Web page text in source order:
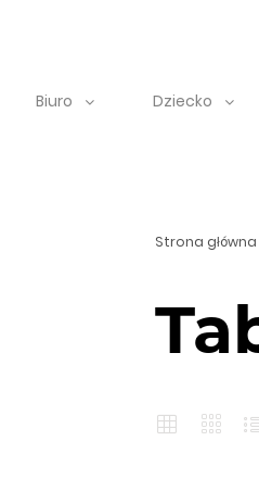
Biuro Dziecko
Strona główna